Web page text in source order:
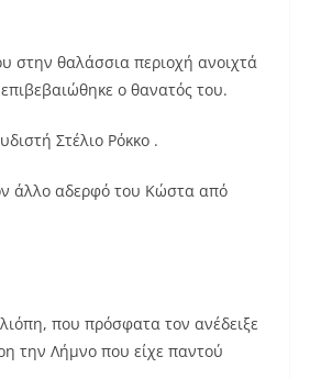
στην θαλάσσια περιοχή ανοιχτά
ο θανατός του.
Στέλιο Ρόκκο .
άλλο αδερφό του Κώστα από
που πρόσφατα τον ανέδειξε
την Λήμνο που είχε παντού